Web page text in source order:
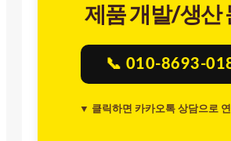
제품 개발/생산
📞 010-8693-
▼ 클릭하면 카카오톡 상담으로